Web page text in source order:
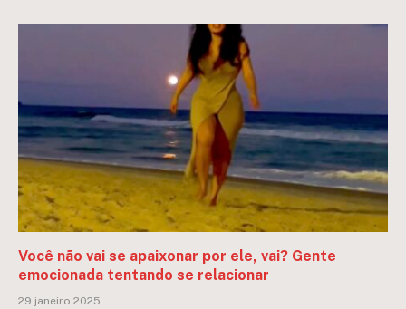
Você não vai se apaixonar por ele, vai? Gente
emocionada tentando se relacionar
29 janeiro 2025